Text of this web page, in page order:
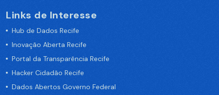
Links de Interesse
Hub de Dados Recife
Inovação Aberta Recife
Portal da Transparência Recife
Hacker Cidadão Recife
Dados Abertos Governo Federal